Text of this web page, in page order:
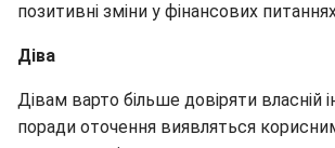
позитивні зміни у фінансових
Діва
Дівам варто більше довіряти власній
поради оточення виявляться